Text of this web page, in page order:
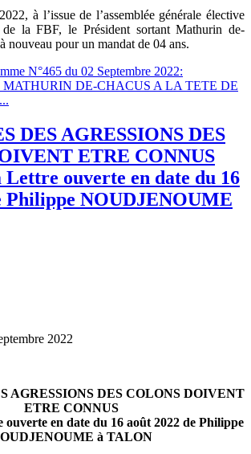
à l’issue de l’assemblée générale élective
la FBF, le Président sortant Mathurin de-
nouveau pour un mandat de 04 ans.
N°465 du 02 Septembre 2022:
DE-CHACUS A LA TETE DE
DES AGRESSIONS DES
ETRE CONNUS
ouverte en date du 16
Philippe NOUDJENOUME
2022
AGRESSIONS DES COLONS DOIVENT
ETRE CONNUS
en date du 16 août 2022 de Philippe
à TALON